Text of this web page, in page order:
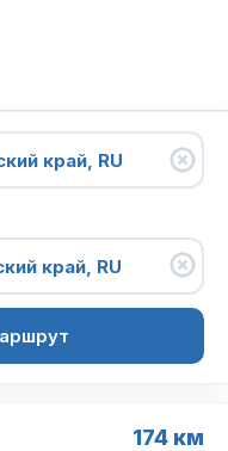
174 км